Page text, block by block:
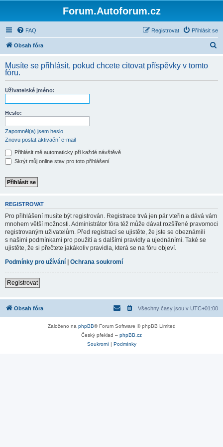
Forum.Autoforum.cz
FAQ Přihlásit se
Registrovat
Obsah fóra
d
Musíte se přihlásit, pokud chcete citovat příspěvky v tomto
fóru.
Uživatelské jméno:
Heslo:
Zapomněl(a) jsem heslo
Znovu poslat aktivační e-mail
Přihlásit mě automaticky při každé návštěvě
Skrýt můj online stav pro toto přihlášení
REGISTROVAT
Pro přihlášení musíte být registrován. Registrace trvá jen pár vteřin a dává vám
mnohem větší možnosti. Administrátor fóra též může dávat rozšířené pravomoci
registrovaným uživatelům. Před registrací se ujistěte, že jste se obeznámili
s našimi podmínkami pro použití a s dalšími pravidly a ujednáními. Také se
ujistěte, že si přečtete jakákoliv pravidla, která se na fóru objeví.
Podmínky pro užívání | Ochrana soukromí
Registrovat
Obsah fóra Všechny časy jsou v UTC+01:00
Založeno na phpBB® Forum Software © phpBB Limited
Český překlad – phpBB.cz
Soukromí| Podmínky